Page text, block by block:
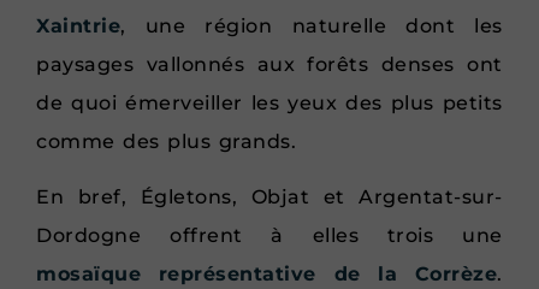
Xaintrie, une région naturelle dont les
paysages vallonnés aux forêts denses ont
de quoi émerveiller les yeux des plus petits
comme des plus grands.
En bref, Égletons, Objat et Argentat-sur-
Dordogne offrent à elles trois une
mosaïque représentative de la Corrèze.